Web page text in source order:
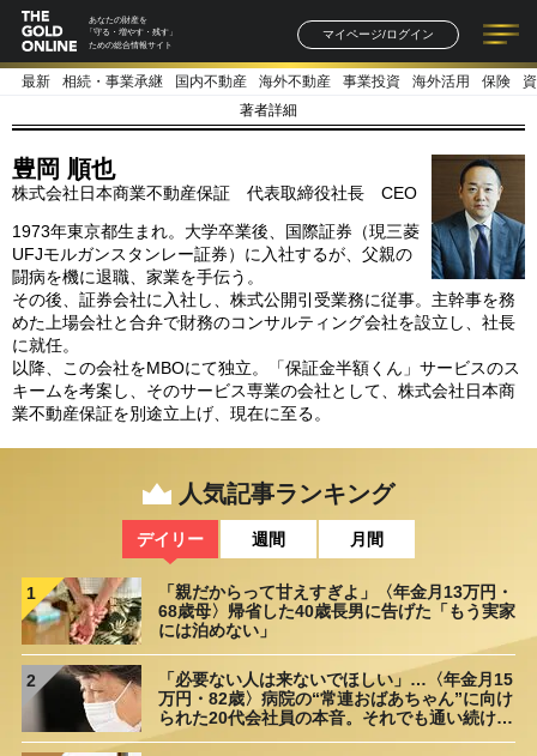
あなたの財産を
「守る・増やす・残す」
ための総合情報サイト
マイページ/ログイン
記事一覧 連載一覧
著者一覧 書籍一覧
最新 相続・事業承継 国内不動産 海外不動産 事業投資 海外活用 保険
著者詳細
豊岡 順也
株式会社日本商業不動産保証 代表取締役社長 CEO
1973年東京都生まれ。大学卒業後、国際証券（現三菱
UFJモルガンスタンレー証券）に入社するが、父親の
闘病を機に退職、家業を手伝う。
その後、証券会社に入社し、株式公開引受業務に従事。主幹事を務
めた上場会社と合弁で財務のコンサルティング会社を設立し、社長
に就任。
以降、この会社をMBOにて独立。「保証金半額くん」サービスのス
キームを考案し、そのサービス専業の会社として、株式会社日本商
業不動産保証を別途立上げ、現在に至る。
人気記事ランキング
デイリー 週間 月間
1
「親だからって甘えすぎよ」〈年金月13万円・
68歳母〉帰省した40歳長男に告げた「もう実家
には泊めない」
2
「必要ない人は来ないでほしい」…〈年金月15
万円・82歳〉病院の“常連おばあちゃん”に向け
られた20代会社員の本音。それでも通い続ける